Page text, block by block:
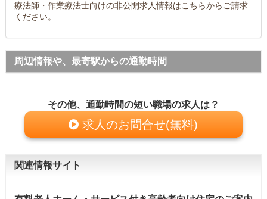
療法師・作業療法士向けの非公開求人情報はこちらからご請求
ください。
周辺情報や、最寄駅からの通勤時間
その他、通勤時間の短い職場の求人は？
求人のお問合せ(無料)
関連情報サイト